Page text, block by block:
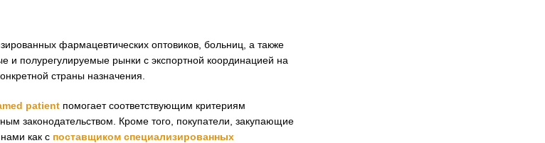
фармацевтических оптовиков, больниц, а также
и полурегулируемые рынки с экспортной координацией на
страны назначения.
patient помогает соответствующим критериям
законодательством. Кроме того, покупатели, закупающие
как с поставщиком специализированных